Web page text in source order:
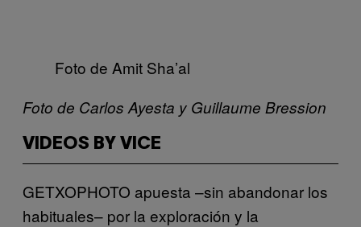
Foto de Amit Sha’al
Foto de Carlos Ayesta y Guillaume Bression
VIDEOS BY VICE
GETXOPHOTO apuesta –sin abandonar los
habituales– por la exploración y la